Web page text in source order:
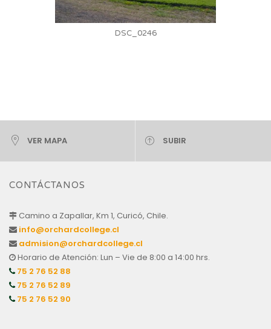
DSC_0246
VER MAPA SUBIR
CONTÁCTANOS
Camino a Zapallar, Km 1, Curicó, Chile.
info@orchardcollege.cl
admision@orchardcollege.cl
Horario de Atención: Lun – Vie de 8:00 a 14:00 hrs.
75 2 76 52 88
75 2 76 52 89
75 2 76 52 90